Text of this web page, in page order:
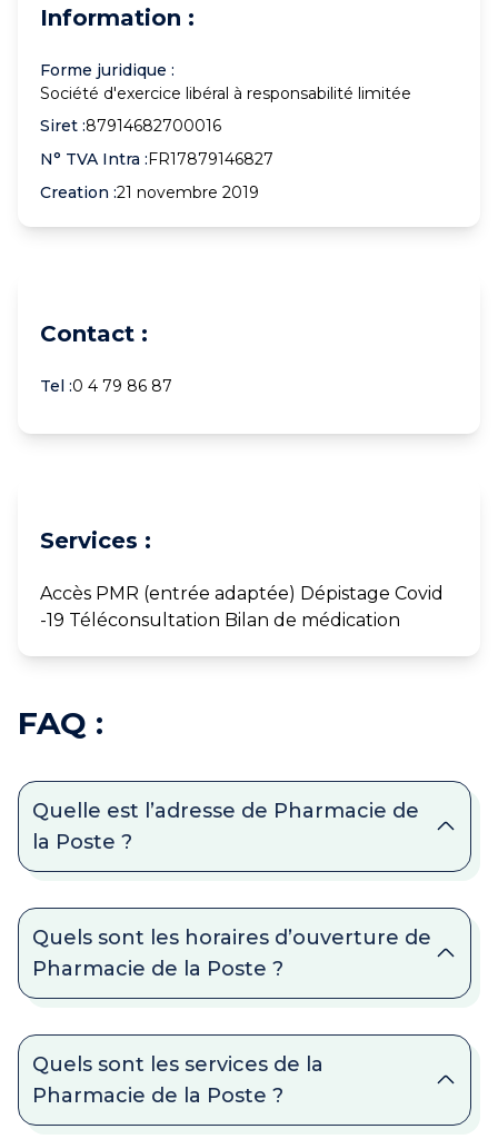
Information :
Forme juridique :
Société d'exercice libéral à responsabilité limitée
Siret :87914682700016
N° TVA Intra :FR17879146827
Creation :21 novembre 2019
Contact :
Tel :0 4 79 86 87
Services :
Accès PMR (entrée adaptée) Dépistage Covid
-19 Téléconsultation Bilan de médication
FAQ :
Quelle est l’adresse de Pharmacie de
la Poste ?
Quels sont les horaires d’ouverture de
Pharmacie de la Poste ?
Quels sont les services de la
Pharmacie de la Poste ?